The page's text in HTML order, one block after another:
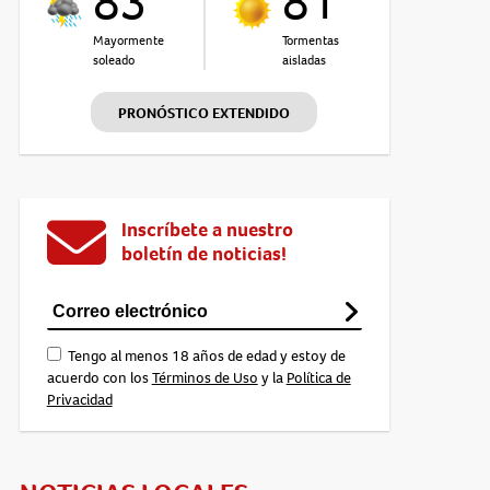
Mayormente
soleado
Tormentas
aisladas
PRONÓSTICO EXTENDIDO
Inscríbete a nuestro
boletín de noticias!
Tengo al menos 18 años de edad y estoy de
acuerdo con losTérminos de Uso y la Política de
Privacidad